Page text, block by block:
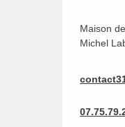
Maison
Michel